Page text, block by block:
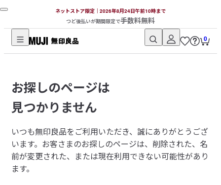
ネットストア限定｜2026年8月24日午前10時まで
つど後払いが期間限定で手数料無料
無
品
ネ
ッ
ト
ス
ト
ア
0
お探しのページは
見つかりません
いつも無印良品をご利用いただき、誠にありがとうござ
います。 お客さまのお探しのページは、削除された、名
前が変更された、または現在利用できない可能性があり
ます。